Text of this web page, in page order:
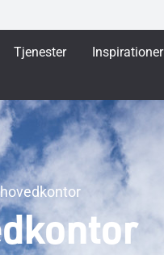
Tjenester Inspirationer